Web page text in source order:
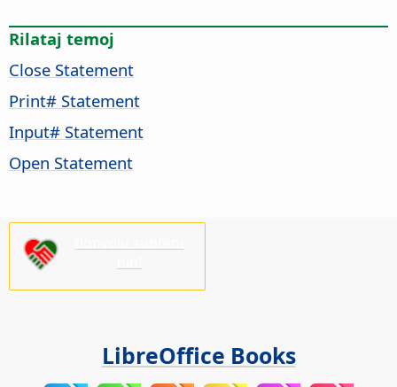
Rilataj temoj
Close Statement
Print# Statement
Input# Statement
Open Statement
LibreOffice Books